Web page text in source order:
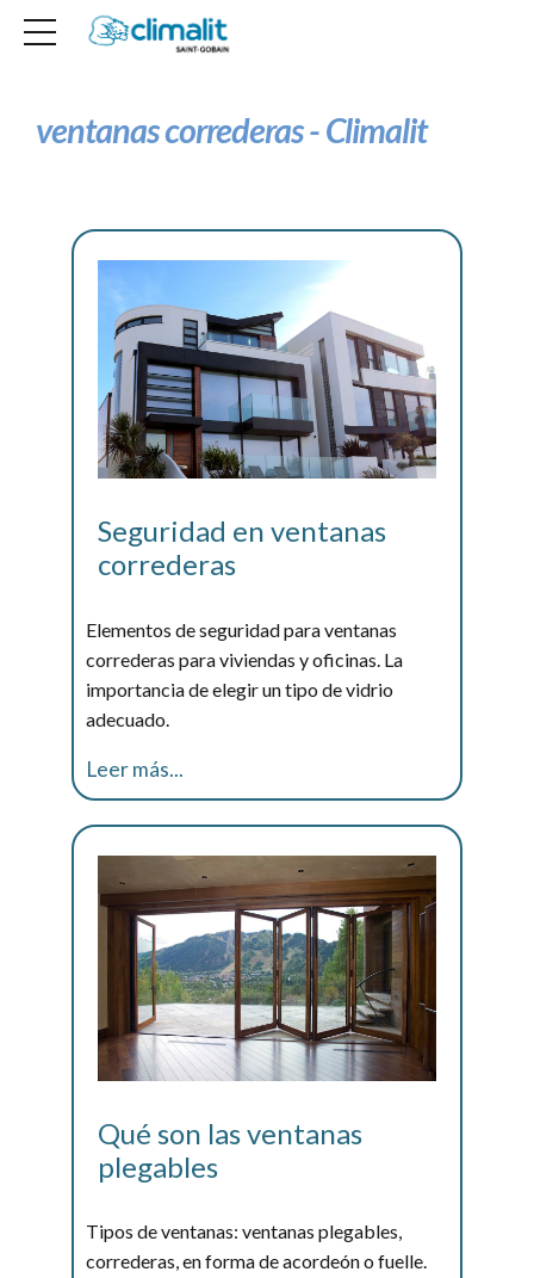
ventanas correderas - Climalit
Seguridad en ventanas
correderas
Elementos de seguridad para ventanas
correderas para viviendas y oficinas. La
importancia de elegir un tipo de vidrio
adecuado.
Leer más...
Qué son las ventanas
plegables
Tipos de ventanas: ventanas plegables,
correderas, en forma de acordeón o fuelle.